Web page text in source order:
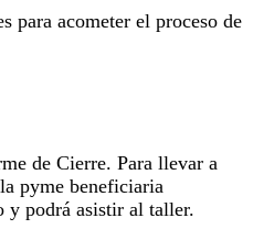
para acometer el proceso de
de Cierre. Para llevar a
pyme beneficiaria
y podrá asistir al taller.